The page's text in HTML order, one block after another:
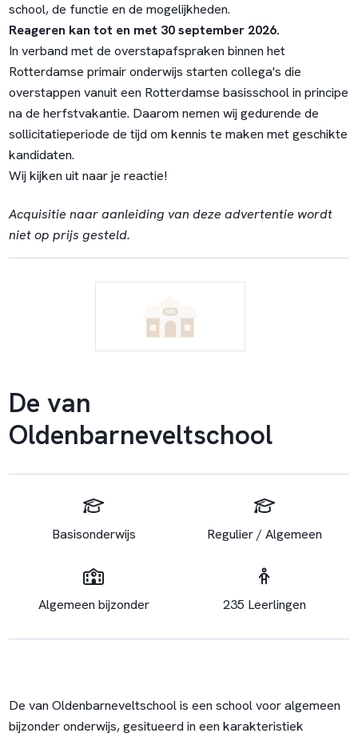
school, de functie en de mogelijkheden.
Reageren kan tot en met 30 september 2026.
In verband met de overstapafspraken binnen het
Rotterdamse primair onderwijs starten collega's die
overstappen vanuit een Rotterdamse basisschool in principe
na de herfstvakantie. Daarom nemen wij gedurende de
sollicitatieperiode de tijd om kennis te maken met geschikte
kandidaten.
Wij kijken uit naar je reactie!
Acquisitie naar aanleiding van deze advertentie wordt
niet op prijs gesteld.
De van
Oldenbarneveltschool
Basisonderwijs Regulier / Algemeen
Algemeen bijzonder 235 Leerlingen
De van Oldenbarneveltschool is een school voor algemeen
bijzonder onderwijs, gesitueerd in een karakteristiek